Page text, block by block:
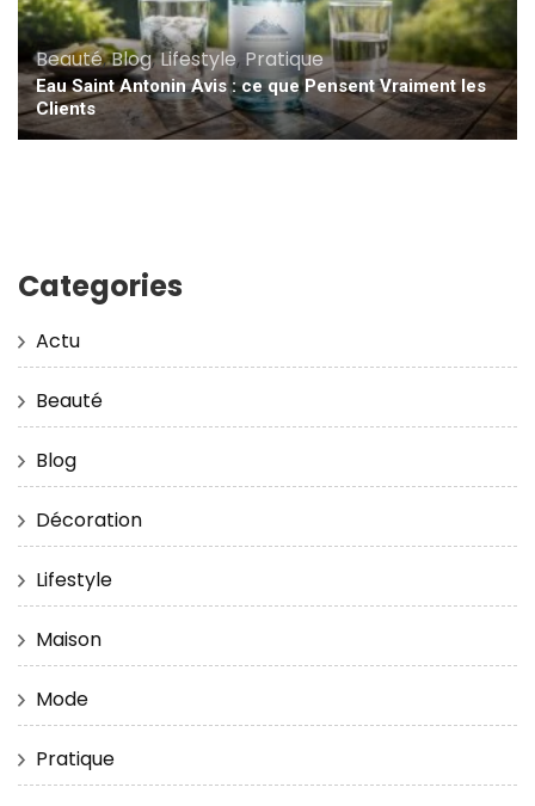
Beauté,Blog,Lifestyle,Pratique
Eau Saint Antonin Avis : ce que Pensent Vraiment les
Clients
Categories
Actu
Beauté
Blog
Décoration
Lifestyle
Maison
Mode
Pratique